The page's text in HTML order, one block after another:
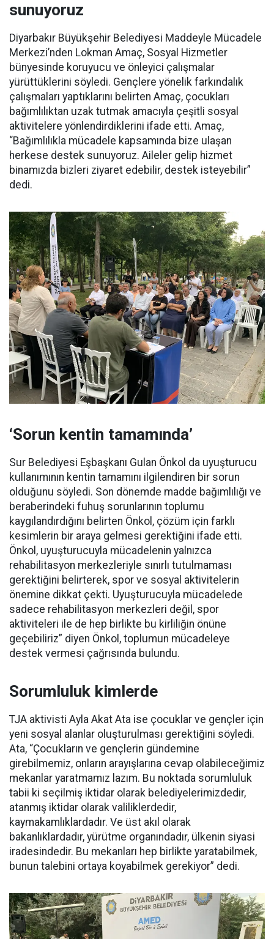
sunuyoruz
Diyarbakır Büyükşehir Belediyesi Maddeyle Mücadele
Merkezi’nden Lokman Amaç, Sosyal Hizmetler
bünyesinde koruyucu ve önleyici çalışmalar
yürüttüklerini söyledi. Gençlere yönelik farkındalık
çalışmaları yaptıklarını belirten Amaç, çocukları
bağımlılıktan uzak tutmak amacıyla çeşitli sosyal
aktivitelere yönlendirdiklerini ifade etti. Amaç,
“Bağımlılıkla mücadele kapsamında bize ulaşan
herkese destek sunuyoruz. Aileler gelip hizmet
binamızda bizleri ziyaret edebilir, destek isteyebilir”
dedi.
‘Sorun kentin tamamında’
Sur Belediyesi Eşbaşkanı Gulan Önkol da uyuşturucu
kullanımının kentin tamamını ilgilendiren bir sorun
olduğunu söyledi. Son dönemde madde bağımlılığı ve
beraberindeki fuhuş sorunlarının toplumu
kaygılandırdığını belirten Önkol, çözüm için farklı
kesimlerin bir araya gelmesi gerektiğini ifade etti.
Önkol, uyuşturucuyla mücadelenin yalnızca
rehabilitasyon merkezleriyle sınırlı tutulmaması
gerektiğini belirterek, spor ve sosyal aktivitelerin
önemine dikkat çekti. Uyuşturucuyla mücadelede
sadece rehabilitasyon merkezleri değil, spor
aktiviteleri ile de hep birlikte bu kirliliğin önüne
geçebiliriz” diyen Önkol, toplumun mücadeleye
destek vermesi çağrısında bulundu.
Sorumluluk kimlerde
TJA aktivisti Ayla Akat Ata ise çocuklar ve gençler için
yeni sosyal alanlar oluşturulması gerektiğini söyledi.
Ata, “Çocukların ve gençlerin gündemine
girebilmemiz, onların arayışlarına cevap olabileceğimiz
mekanlar yaratmamız lazım. Bu noktada sorumluluk
tabii ki seçilmiş iktidar olarak belediyelerimizdedir,
atanmış iktidar olarak valiliklerdedir,
kaymakamlıklardadır. Ve üst akıl olarak
bakanlıklardadır, yürütme organındadır, ülkenin siyasi
iradesindedir. Bu mekanları hep birlikte yaratabilmek,
bunun talebini ortaya koyabilmek gerekiyor” dedi.